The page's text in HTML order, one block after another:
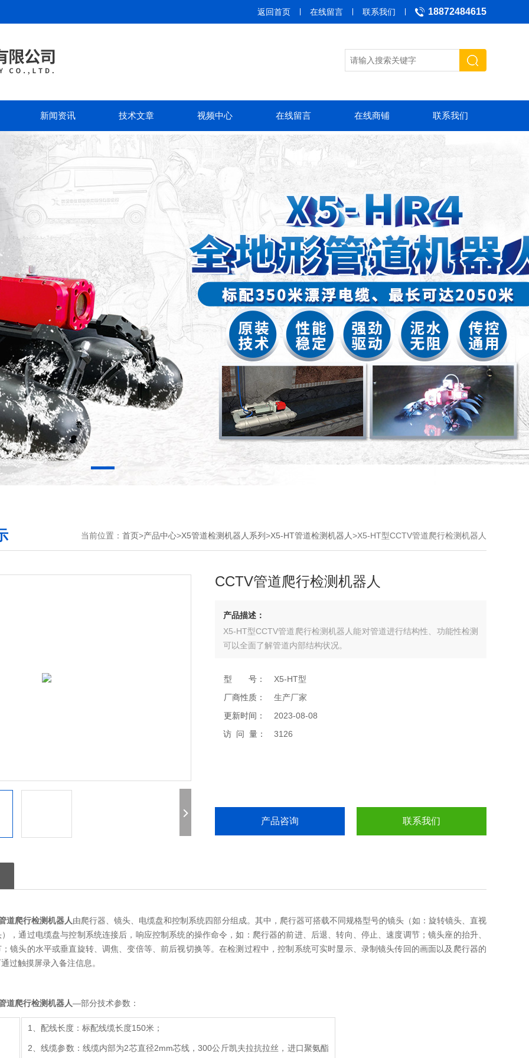
18872484615
返回首页 在线留言 联系我们
新闻资讯 技术文章 视频中心 在线留言 在线商铺 联系我们
当前位置： 首页>产品中心>X5管道检测机器人系列>X5-HT管道检测机器人>X5-HT型CCTV管道爬行检测机器人
CCTV管道爬行检测机器人
产品描述：
X5-HT型CCTV管道爬行检测机器人能对管道进行结构性、功能性检测
可以全面了解管道内部结构状况。
型 号：
X5-HT型
厂商性质：
生产厂家
更新时间：
2023-08-08
访 问 量：
3126
产品咨询 联系我们
道爬行检测机器人由爬行器、镜头、电缆盘和控制系统四部分组成。其中，爬行器可搭载不同规格型号的镜头（如：旋转镜头、直视
，通过电缆盘与控制系统连接后，响应控制系统的操作命令，如：爬行器的前进、后退、转向、停止、速度调节；镜头座的抬升、
镜头的水平或垂直旋转、调焦、变倍等、前后视切换等。在检测过程中，控制系统可实时显示、录制镜头传回的画面以及爬行器的
过触摸屏录入备注信息。
道爬行检测机器人—部分技术参数：
1、配线长度：标配线缆长度150米；
2、线缆参数：线缆内部为2芯直径2mm芯线，300公斤凯夫拉抗拉丝，进口聚氨酯